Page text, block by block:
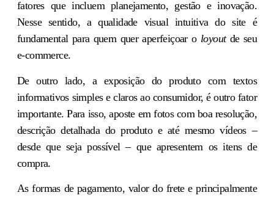
fatores que incluem planejamento, gestão e inovação.
Nesse sentido, aqualidade visual intuitiva do siteé
fundamental para quem quer aperfeiçoar o loyout de seu
e-commerce.
De outro lado, a exposição do produtocom textos
informativos simples e claros ao consumidor, é outro fator
importante. Para isso, aposte em fotos com boa resolução,
descrição detalhada do produto e até mesmo vídeos –
desde que seja possível – que apresentem os itens de
compra.
Asformas de pagamento, valor do frete e principalmente